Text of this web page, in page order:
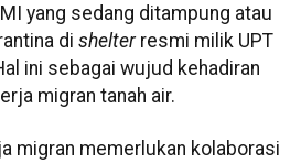
yang sedang ditampung atau
di shelterresmi milik UPT
ini sebagai wujud kehadiran
migran tanah air.
migran memerlukan kolaborasi